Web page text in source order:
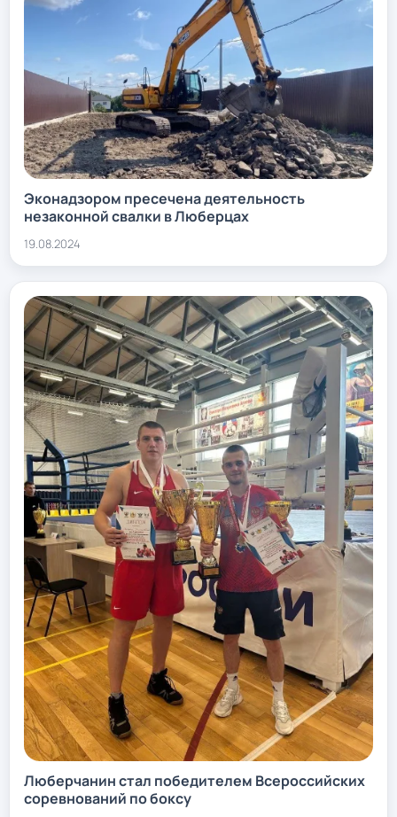
Эконадзором пресечена деятельность
незаконной свалки в Люберцах
19.08.2024
Люберчанин стал победителем Всероссийских
соревнований по боксу